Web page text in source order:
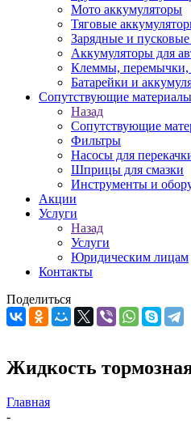
Мото аккумуляторы
Тяговые
Зарядные и
Аккумуляторы для
Клеммы, перемычки,
Батарейки и
Сопутствующие материалы
Назад
Сопутствующие
Фильтры
Насосы для
Шприцы для смазки
Инструменты и
Акции
Услуги
Назад
Услуги
Юридическим лицам
Контакты
Поделиться
Жидкость
Главная
-